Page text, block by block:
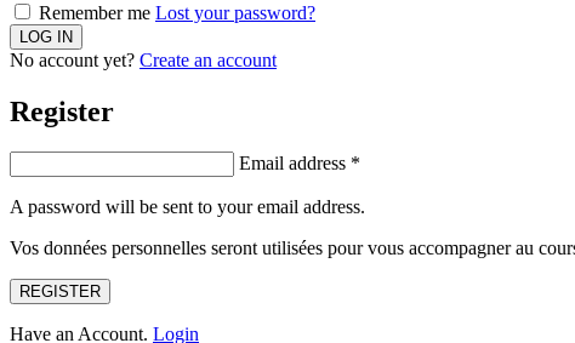
Remember me Lost your password?
No account yet? Create an account
Register
Email address *
A password will be sent to your email address.
Vos données personnelles seront utilisées pour vous accompagner au
REGISTER
Have an Account. Login